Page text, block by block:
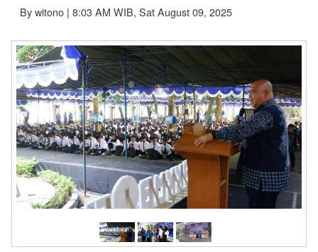
Bywitono | 8:03 AM WIB, Sat August 09, 2025